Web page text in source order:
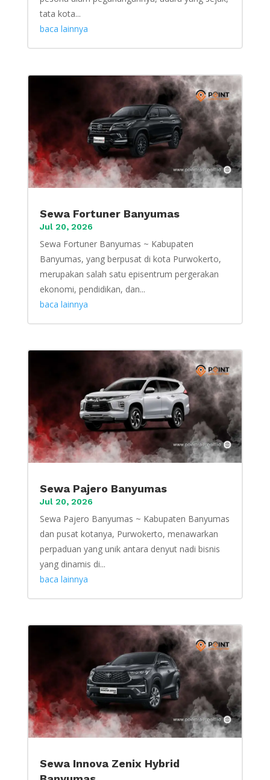
tata kota...
baca lainnya
Sewa Fortuner Banyumas
Jul 20, 2026
Sewa Fortuner Banyumas ~ Kabupaten
Banyumas, yang berpusat di kota Purwokerto,
merupakan salah satu episentrum pergerakan
ekonomi, pendidikan, dan...
baca lainnya
Sewa Pajero Banyumas
Jul 20, 2026
Sewa Pajero Banyumas ~ Kabupaten Banyumas
dan pusat kotanya, Purwokerto, menawarkan
perpaduan yang unik antara denyut nadi bisnis
yang dinamis di...
baca lainnya
Sewa Innova Zenix Hybrid